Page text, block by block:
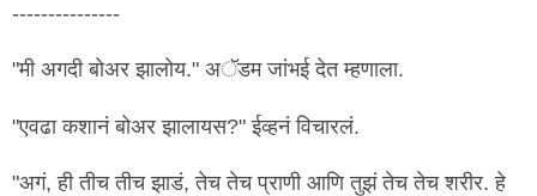
---------------
"मी अगदी बोअर झालोय." अॅडम जांभई देत म्हणाला.
"एवढा कशानं बोअर झालायस?" ईव्हनं विचारलं.
"अगं, ही तीच तीच झाडं, तेच तेच प्राणी आणि तुझं तेच तेच शरीर. हे